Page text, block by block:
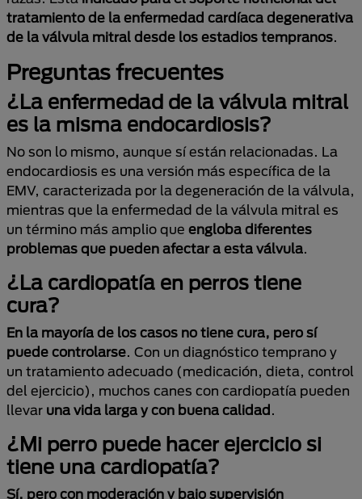
tratamiento de la enfermedad cardíaca degenerativa
de la válvula mitral desde los estadios tempranos.
Preguntas frecuentes
¿La enfermedad de la válvula mitral
es la misma endocardiosis?
No son lo mismo, aunque sí están relacionadas. La
endocardiosis es una versión más específica de la
EMV, caracterizada por la degeneración de la válvula,
mientras que la enfermedad de la válvula mitral es
un término más amplio que engloba diferentes
problemas que pueden afectar a esta válvula.
¿La cardiopatía en perros tiene
cura?
En la mayoría de los casos no tiene cura, pero sí
puede controlarse. Con un diagnóstico temprano y
un tratamiento adecuado (medicación, dieta, control
del ejercicio), muchos canes con cardiopatía pueden
llevar una vida larga y con buena calidad.
¿Mi perro puede hacer ejercicio si
tiene una cardiopatía?
Sí, pero con moderación y bajo supervisión